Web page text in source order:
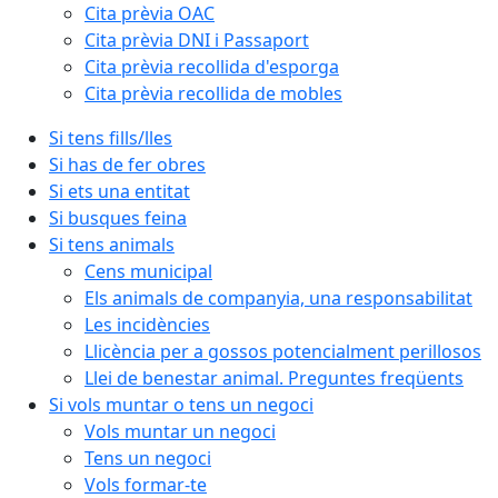
Cita prèvia OAC
Cita prèvia DNI i Passaport
Cita prèvia recollida d'esporga
Cita prèvia recollida de mobles
Si tens fills/lles
Si has de fer obres
Si ets una entitat
Si busques feina
Si tens animals
Cens municipal
Els animals de companyia, una responsabilitat
Les incidències
Llicència per a gossos potencialment perillosos
Llei de benestar animal. Preguntes freqüents
Si vols muntar o tens un negoci
Vols muntar un negoci
Tens un negoci
Vols formar-te